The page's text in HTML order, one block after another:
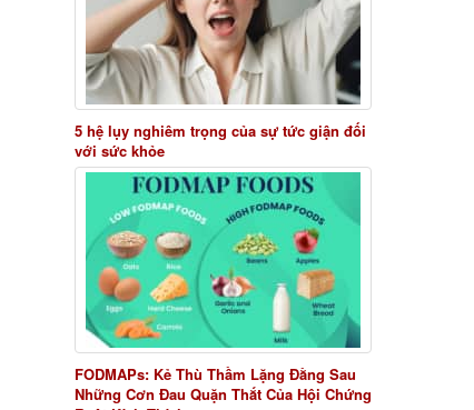
5 hệ lụy nghiêm trọng của sự tức giận đối
với sức khỏe
FODMAPs: Kẻ Thù Thầm Lặng Đằng Sau
Những Cơn Đau Quặn Thắt Của Hội Chứng